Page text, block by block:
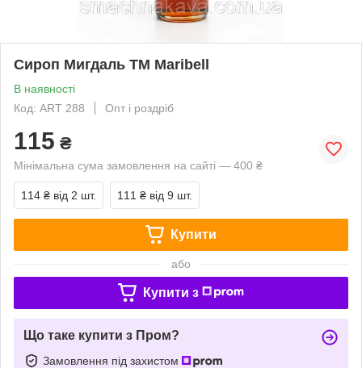
Сироп Мигдаль ТМ Maribell
В наявності
Код: ART 288
Опт і роздріб
115 ₴
Мінімальна сума замовлення на сайті — 400 ₴
114 ₴ від 2 шт. 111 ₴ від 9 шт.
Купити
або
Купити з
Що таке купити з Пром?
Замовлення під захистом